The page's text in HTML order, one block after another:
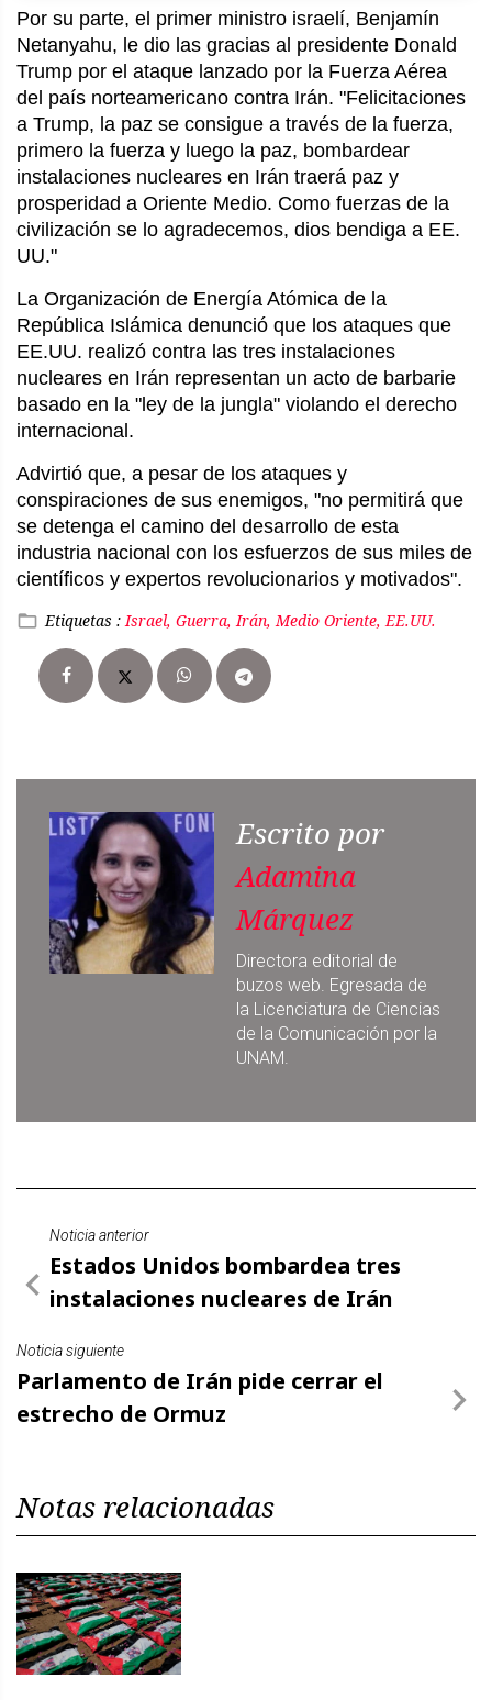
Por su parte, el primer ministro israelí, Benjamín
Netanyahu, le dio las gracias al presidente Donald
Trump por el ataque lanzado por la Fuerza Aérea
del país norteamericano contra Irán. "Felicitaciones
a Trump, la paz se consigue a través de la fuerza,
primero la fuerza y luego la paz, bombardear
instalaciones nucleares en Irán traerá paz y
prosperidad a Oriente Medio. Como fuerzas de la
civilización se lo agradecemos, dios bendiga a EE.
UU."
La Organización de Energía Atómica de la
República Islámica denunció que los ataques que
EE.UU. realizó contra las tres instalaciones
nucleares en Irán representan un acto de barbarie
basado en la "ley de la jungla" violando el derecho
internacional.
Advirtió que, a pesar de los ataques y
conspiraciones de sus enemigos, "no permitirá que
se detenga el camino del desarrollo de esta
industria nacional con los esfuerzos de sus miles de
científicos y expertos revolucionarios y motivados".
Etiquetas : Israel, Guerra, Irán, Medio Oriente, EE.UU.
Escrito por
Adamina
Márquez
Directora editorial de
buzos web. Egresada de
la Licenciatura de Ciencias
de la Comunicación por la
UNAM.
Noticia anterior
Estados Unidos bombardea tres
instalaciones nucleares de Irán
Noticia siguiente
Parlamento de Irán pide cerrar el
estrecho de Ormuz
Notas relacionadas